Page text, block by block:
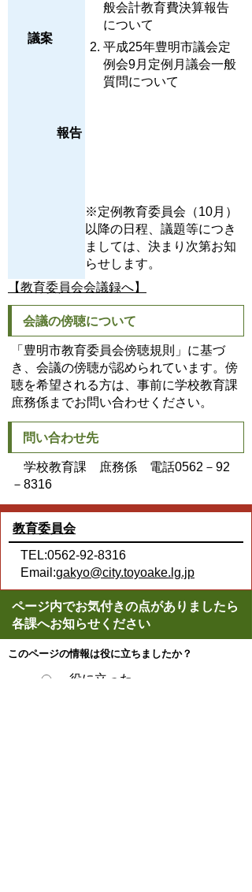
議案
般会計教育費決算報告
について
平成25年豊明市議会定
例会9月定例月議会一般
質問について
報告
※定例教育委員会（10月）
以降の日程、議題等につき
ましては、決まり次第お知
らせします。
【教育委員会会議録へ】
会議の傍聴について
「豊明市教育委員会傍聴規則」に基づ
き、会議の傍聴が認められています。傍
聴を希望される方は、事前に学校教育課
庶務係までお問い合わせください。
問い合わせ先
学校教育課 庶務係 電話0562－92
－8316
教育委員会
TEL:0562-92-8316
Email:gakyo@city.toyoake.lg.jp
ページ内でお気付きの点がありましたら
各課へお知らせください
このページの情報は役に立ちましたか？
役に立った